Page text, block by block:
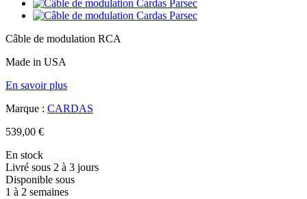
Câble de modulation RCA
Made in USA
En savoir plus
Marque : CARDAS
539,00 €
En stock
Livré sous 2 à 3 jours
Disponible sous
1 à 2 semaines